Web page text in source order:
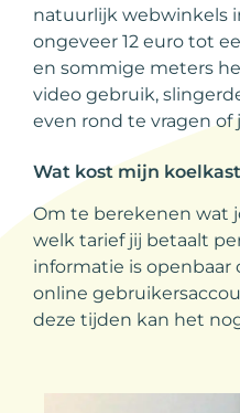
natuurlijk webwinkels
ongeveer 12 euro tot
en sommige meters
video gebruik,
even rond te vragen
Wat kost mijn
Om te berekenen wat
welk tarief jij betaalt
informatie is
online
deze tijden kan het